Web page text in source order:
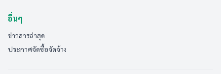
อื่นๆ
ข่าวสารล่าสุด
ประกาศจัดซื้อจัดจ้าง